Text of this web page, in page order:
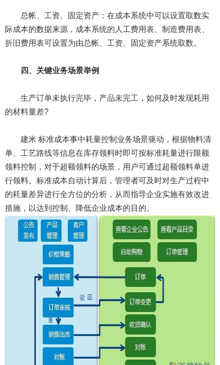
总帐、工资、固定资产：在成本系统中可以设置取数实
际成本的数据来源，成本系统的人工费用表、制造费用表、
折旧费用表可设置为由总帐、工资、固定资产系统取数。
四、关键业务场景举例
生产订单未执行完毕，产品未完工，如何及时发现耗用
的材料量差?
建米 标准成本事中耗量控制业务场景驱动，根据物料清
单、工艺路线等信息在库存领料时即可按标准耗量进行限额
领料控制，对于超额领料的场景，用户可通过超额领料单进
行领料。标准成本自动计算后，管理者可及时对生产过程中
的耗量差异进行全方位的分析，从而指导企业实施有效改进
措施，以达到控制、降低企业成本的目的。